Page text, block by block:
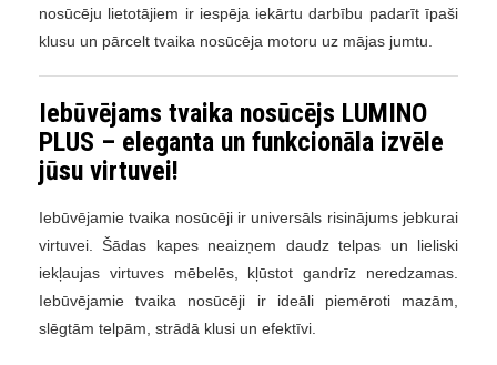
nosūcēju lietotājiem ir iespēja iekārtu darbību padarīt īpaši
klusu un pārcelt tvaika nosūcēja motoru uz mājas jumtu.
Iebūvējams tvaika nosūcējs LUMINO
PLUS – eleganta un funkcionāla izvēle
jūsu virtuvei!
Iebūvējamie tvaika nosūcēji ir universāls risinājums jebkurai
virtuvei. Šādas kapes neaizņem daudz telpas un lieliski
iekļaujas virtuves mēbelēs, kļūstot gandrīz neredzamas.
Iebūvējamie tvaika nosūcēji ir ideāli piemēroti mazām,
slēgtām telpām, strādā klusi un efektīvi.